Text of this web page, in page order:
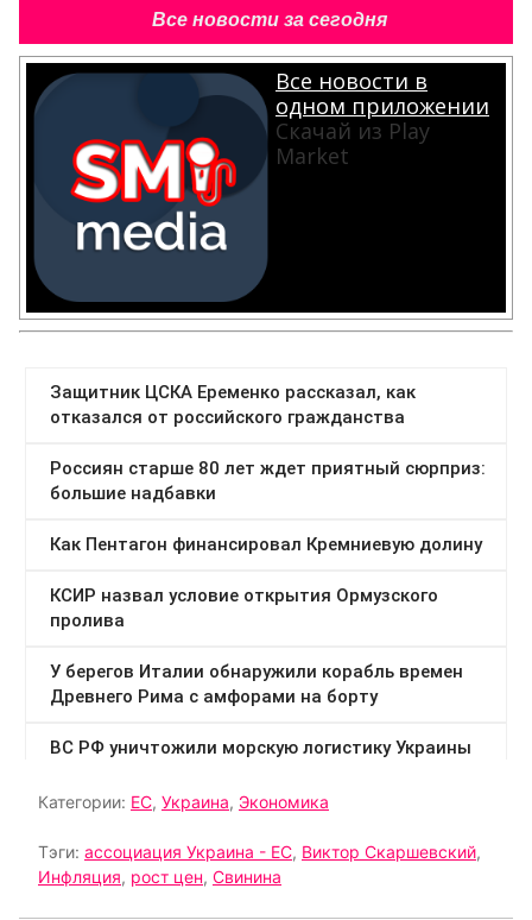
Все новости за сегодня
Все новости в
одном приложении
Скачай из Play
Market
Категории: ЕС, Украина, Экономика
Тэги: ассоциация Украина - ЕС, Виктор Скаршевский,
Инфляция, рост цен, Свинина